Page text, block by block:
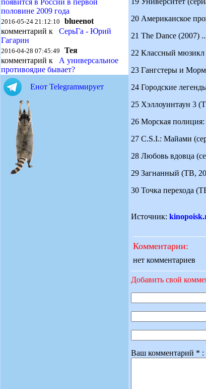
появится в России в первой
половине 2009 года
2016-05-24 21:12:10 blueenot
комментарий к СерьГа - Юрий
Гагарин
2016-04-28 07:45:49 Тея
комментарий к А универсальное
противоядие бывает?
Енот Telegramмирует
20 Американское
21 The Dance (2007)
22 Классный мюзикл
23 Гангстеры и
24 Городские
25 Хэллоуинтаун 3
26 Морская
27 C.S.I.: Майами
28 Любовь вдовца
29 Загнанный (ТВ,
30 Точка перехода
Источник:
Комментарии:
нет комментариев
Добавить свой
Ваш комментарий * :